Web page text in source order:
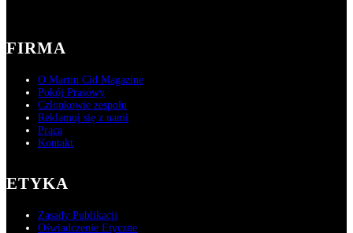
FIRMA
O Martin Cid Magazine
Pokój Prasowy
Członkowie zespołu
Reklamuj się z nami
Praca
Kontakt
ETYKA
Zasady Publikacji
Oświadczenie Etyczne